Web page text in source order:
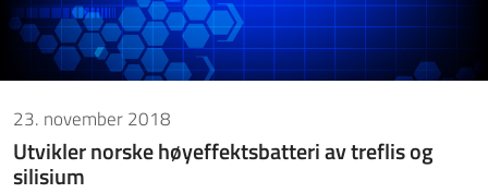
23. november 2018
Utvikler norske høyeffektsbatteri av treflis og
silisium